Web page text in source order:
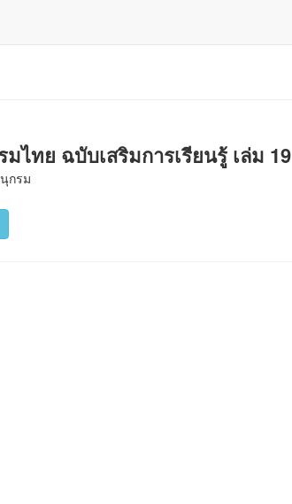
มไทย ฉบับเสริมการเรียนรู้ เล่ม 19
กรม